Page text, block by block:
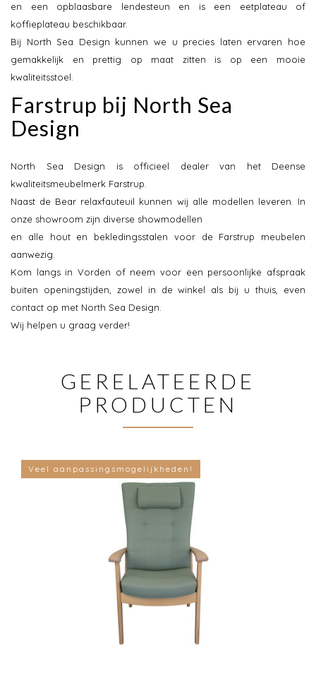
en een opblaasbare lendesteun en is een eetplateau of
koffieplateau beschikbaar.
Bij North Sea Design kunnen we u precies laten ervaren hoe
gemakkelijk en prettig op maat zitten is op een mooie
kwaliteitsstoel.
Farstrup bij North Sea
Design
North Sea Design is officieel dealer van het Deense
kwaliteitsmeubelmerk Farstrup.
Naast de Bear relaxfauteuil kunnen wij alle modellen leveren. In
onze showroom zijn diverse showmodellen
en alle hout en bekledingsstalen voor de Farstrup meubelen
aanwezig.
Kom langs in Vorden of neem voor een persoonlijke afspraak
buiten openingstijden, zowel in de winkel als bij u thuis, even
contact op met North Sea Design.
Wij helpen u graag verder!
GERELATEERDE
PRODUCTEN
Veel aanpassingsmogelijkheden!